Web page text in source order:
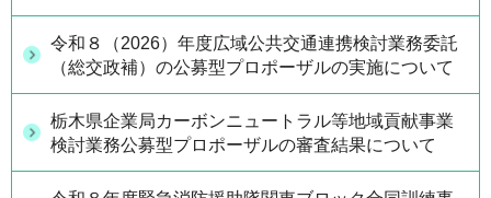
令和８（2026）年度広域公共交通連携検討業務委託
（総交政補）の公募型プロポーザルの実施について
栃木県企業局カーボンニュートラル等地域貢献事業
検討業務公募型プロポーザルの審査結果について